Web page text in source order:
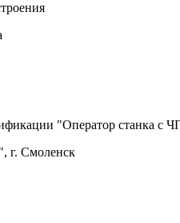
"Оператор станка с
г. Смоленск